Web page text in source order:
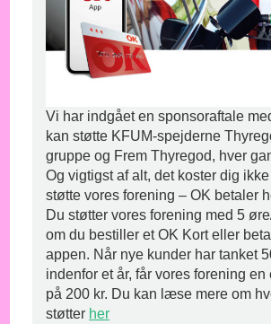
Vi har indgået en sponsoraftale
kan støtte KFUM-spejderne
gruppe og Frem Thyregod, hver
Og vigtigst af alt, det koster dig
støtte vores forening – OK betaler
Du støtter vores forening med 5
om du bestiller et OK Kort eller
appen. Når nye kunder har tanket
indenfor et år, får vores forening en
på 200 kr. Du kan læse mere om
støtter her